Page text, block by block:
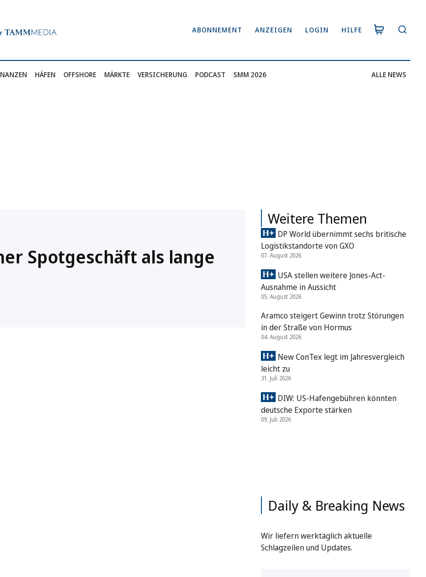
ABONNEMENT ANZEIGEN LOGIN HILFE
HÄFEN OFFSHORE MÄRKTE VERSICHERUNG PODCAST SMM 2026 ALLE NEWS
Spotgeschäft als lange
Weitere Themen
DP World übernimmt sechs britische
Logistikstandorte von GXO
07. August 2026
USA stellen weitere Jones-Act-
Ausnahme in Aussicht
05. August 2026
Aramco steigert Gewinn trotz Störungen
in der Straße von Hormus
04. August 2026
New ConTex legt im Jahresvergleich
leicht zu
31. Juli 2026
DIW: US-Hafengebühren könnten
deutsche Exporte stärken
09. Juli 2026
Daily & Breaking News
Wir liefern werktäglich aktuelle
Schlagzeilen und Updates.